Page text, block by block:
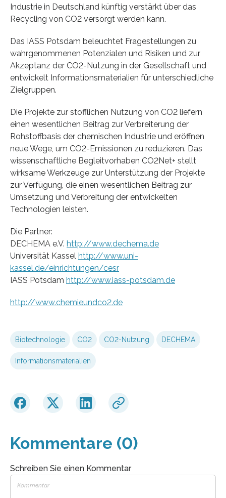
Industrie in Deutschland künftig verstärkt über das
Recycling von CO2 versorgt werden kann.
Das IASS Potsdam beleuchtet Fragestellungen zu
wahrgenommenen Potenzialen und Risiken und zur
Akzeptanz der CO2-Nutzung in der Gesellschaft und
entwickelt Informationsmaterialien für unterschiedliche
Zielgruppen.
Die Projekte zur stofflichen Nutzung von CO2 liefern
einen wesentlichen Beitrag zur Verbreiterung der
Rohstoffbasis der chemischen Industrie und eröffnen
neue Wege, um CO2-Emissionen zu reduzieren. Das
wissenschaftliche Begleitvorhaben CO2Net+ stellt
wirksame Werkzeuge zur Unterstützung der Projekte
zur Verfügung, die einen wesentlichen Beitrag zur
Umsetzung und Verbreitung der entwickelten
Technologien leisten.
Die Partner:
DECHEMA e.V. http://www.dechema.de
Universität Kassel http://www.uni-
kassel.de/einrichtungen/cesr
IASS Potsdam http://www.iass-potsdam.de
http://www.chemieundco2.de
Biotechnologie CO2 CO2-Nutzung DECHEMA
Informationsmaterialien
Kommentare (0)
Schreiben Sie einen Kommentar